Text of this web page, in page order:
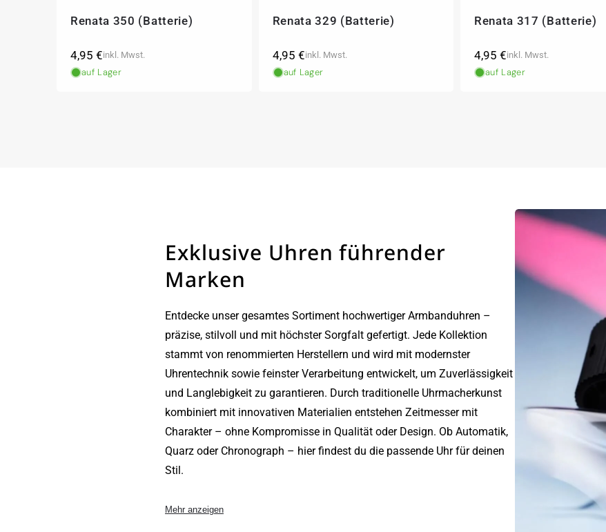
Renata 350 (Batterie)
Normaler
Preis
4,95 €inkl. Mwst.
auf Lager
Renata 329 (Batterie)
Normaler
Preis
4,95 €inkl. Mwst.
auf Lager
Renata 317 (Batterie)
Normaler
Preis
4,95 €inkl. Mwst.
auf Lager
Exklusive Uhren führender
Marken
Entdecke unser gesamtes Sortiment hochwertiger Armbanduhren –
präzise, stilvoll und mit höchster Sorgfalt gefertigt. Jede Kollektion
stammt von renommierten Herstellern und wird mit modernster
Uhrentechnik sowie feinster Verarbeitung entwickelt, um Zuverlässigkeit
und Langlebigkeit zu garantieren. Durch traditionelle Uhrmacherkunst
kombiniert mit innovativen Materialien entstehen Zeitmesser mit
Charakter – ohne Kompromisse in Qualität oder Design. Ob Automatik,
Quarz oder Chronograph – hier findest du die passende Uhr für deinen
Stil.
Mehr anzeigen